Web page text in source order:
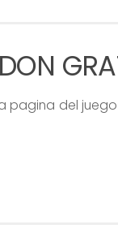
pagina del